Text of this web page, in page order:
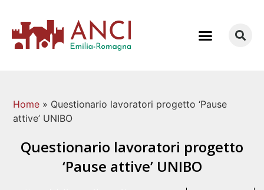
Home » Questionario lavoratori progetto ‘Pause
attive’ UNIBO
Questionario lavoratori progetto
‘Pause attive’ UNIBO